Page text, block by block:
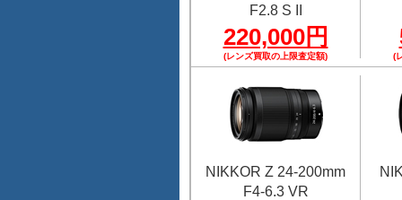
F2.8 S II
220,000円
(レンズ買取の上限査定額) (
NIKKOR Z 24-200mm
F4-6.3 VR